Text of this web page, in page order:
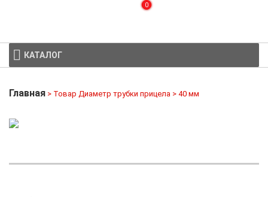
0
КАТАЛОГ
Главная > Товар Диаметр трубки прицела > 40 мм